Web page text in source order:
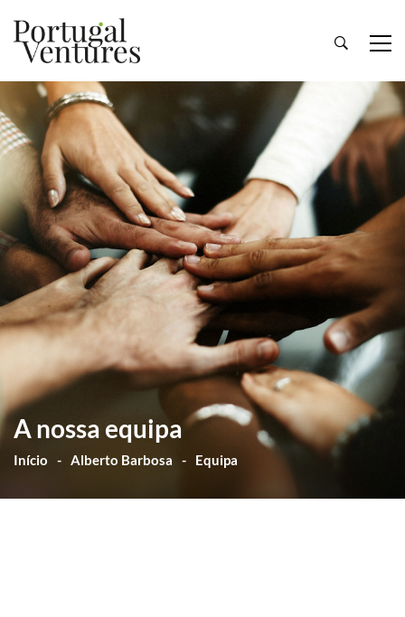
A nossa equipa
Início Alberto Barbosa Equipa